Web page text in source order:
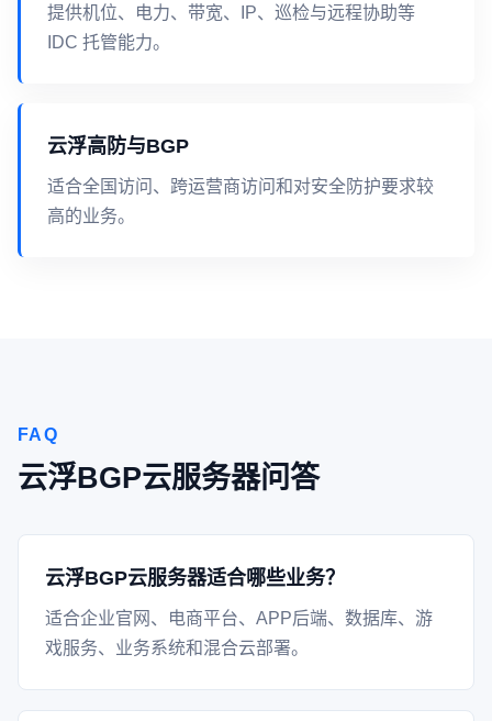
提供机位、电力、带宽、IP、巡检与远程协助等
IDC 托管能力。
云浮高防与BGP
适合全国访问、跨运营商访问和对安全防护要求较
高的业务。
FAQ
云浮BGP云服务器问答
云浮BGP云服务器适合哪些业务？
适合企业官网、电商平台、APP后端、数据库、游
戏服务、业务系统和混合云部署。